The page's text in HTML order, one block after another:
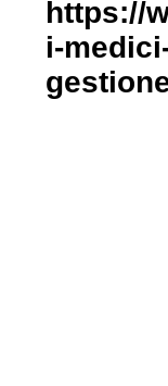
https://
i-